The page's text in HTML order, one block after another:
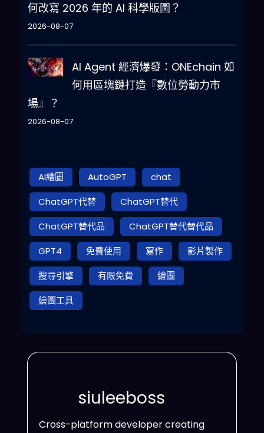
何改寫 2026 年的 AI 科學版圖？
2026-08-07
AI Agent 經濟爆發：ONEchain 如
何用區塊鏈打造『數位勞動力市
場』？
2026-08-07
AI繪圖 AutoGPT
chat
ChatGPT代替
ChatGPT替代
ChatGPT替代品
ChatGPT替代替代品
GPT4
免費使用 寫作
影片製作
搜尋引擎
有限免費
繪圖
繪圖工具
siuleeboss
Cross-platform developer creating